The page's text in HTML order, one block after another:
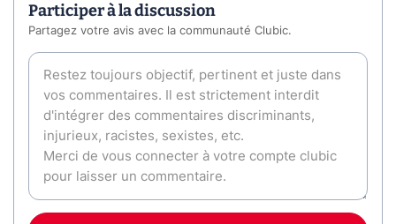
Participer à la discussion
Partagez votre avis avec la communauté Clubic.